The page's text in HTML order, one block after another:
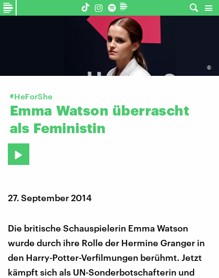
©
#HeForShe
Emma Watson überrascht
als Feministin
27. September 2014
Die britische Schauspielerin Emma Watson
wurde durch ihre Rolle der Hermine Granger in
den Harry-Potter-Verfilmungen berühmt. Jetzt
kämpft sich als UN-Sonderbotschafterin und